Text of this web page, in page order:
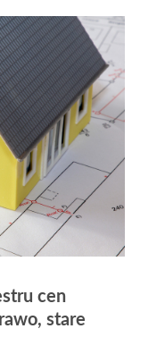
z Białorusią.
które mają
jego
tworzy
często
i emocjonalnych
cen
stare